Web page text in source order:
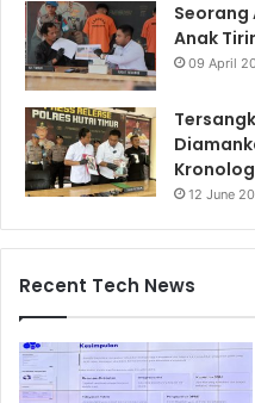
Seorang
Anak
09 April
12 June
Recent Tech News